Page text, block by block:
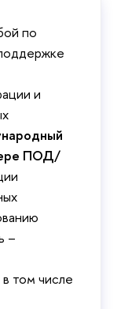
по
и
ПОД/
–
том числе